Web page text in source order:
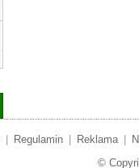
Regulamin Reklama
©